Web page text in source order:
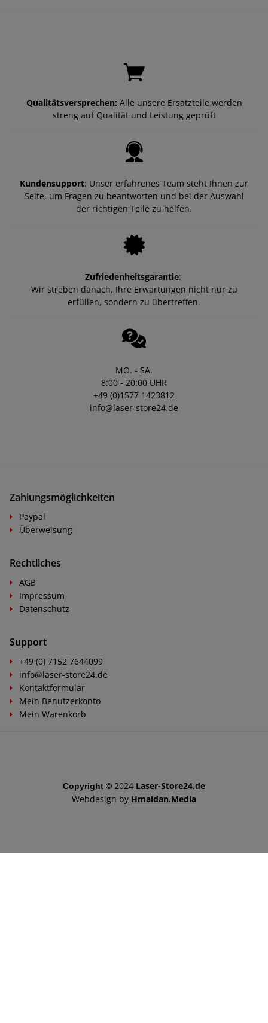
Qualitätsversprechen: Alle unsere Ersatzteile werden
streng auf Qualität und Leistung geprüft
Kundensupport: Unser erfahrenes Team steht Ihnen zur
Seite, um Fragen zu beantworten und bei der Auswahl
der richtigen Teile zu helfen.
Zufriedenheitsgarantie:
Wir streben danach, Ihre Erwartungen nicht nur zu
erfüllen, sondern zu übertreffen.
MO. - SA.
8:00 - 20:00 UHR
+49 (0)1577 1423812
info@laser-store24.de
Support
+49 (0) 7152 7644099
info@laser-store24.de
Kontaktformular
Mein Benutzerkonto
Mein Warenkorb
Rechtliches
AGB
Impressum
Datenschutz
Zahlungsmöglichkeiten
Paypal
Überweisung
Copyright © 2024 Laser-Store24.de
Webdesign by Hmaidan.Media